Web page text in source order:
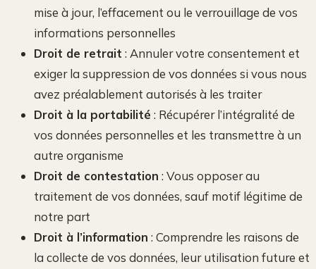
mise à jour, l’effacement ou le verrouillage de vos
informations personnelles
Droit de retrait : Annuler votre consentement et
exiger la suppression de vos données si vous nous
avez préalablement autorisés à les traiter
Droit à la portabilité : Récupérer l’intégralité de
vos données personnelles et les transmettre à un
autre organisme
Droit de contestation : Vous opposer au
traitement de vos données, sauf motif légitime de
notre part
Droit à l’information : Comprendre les raisons de
la collecte de vos données, leur utilisation future et